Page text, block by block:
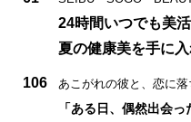
24時間いつでも美
夏の健康美を手に入
106 あこがれの彼と、恋に落
「ある日、偶然出会っ